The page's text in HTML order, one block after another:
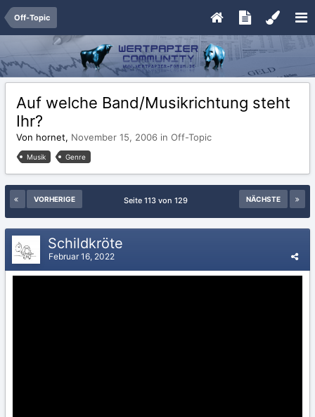
Off-Topic
Auf welche Band/Musikrichtung steht
Ihr?
Von hornet, November 15, 2006 in Off-Topic
Musik Genre
VORHERIGE NÄCHSTE
Seite 113 von 129
Schildkröte
Februar 16, 2022